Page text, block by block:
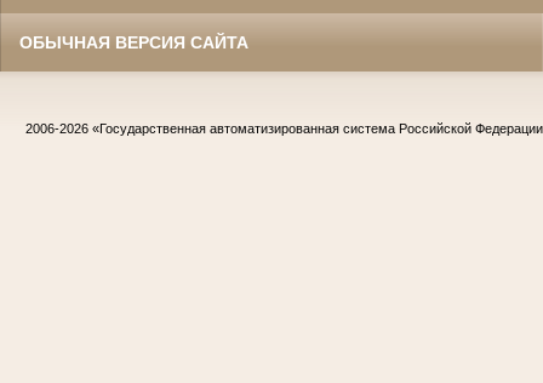
ОБЫЧНАЯ ВЕРСИЯ САЙТА
2006-2026 «Государственная автоматизированная система Российской